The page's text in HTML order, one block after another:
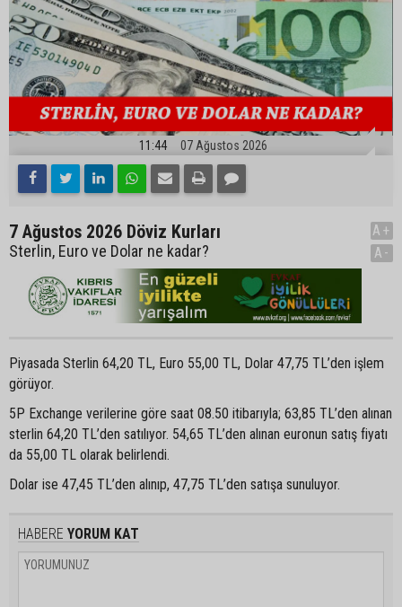
11:44 07 Ağustos 2026
7 Ağustos 2026 Döviz Kurları
Sterlin, Euro ve Dolar ne kadar?
A+
A-
Piyasada Sterlin 64,20 TL, Euro 55,00 TL, Dolar 47,75 TL’den işlem
görüyor.
5P Exchange verilerine göre saat 08.50 itibarıyla; 63,85 TL’den alınan
sterlin 64,20 TL’den satılıyor. 54,65 TL’den alınan euronun satış fiyatı
da 55,00 TL olarak belirlendi.
Dolar ise 47,45 TL’den alınıp, 47,75 TL’den satışa sunuluyor.
HABERE YORUM KAT